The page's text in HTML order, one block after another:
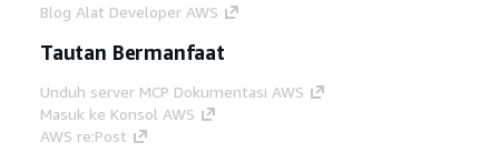
Blog Alat Developer AWS
Tautan Bermanfaat
Unduh server MCP Dokumentasi AWS
Masuk ke Konsol AWS
AWS re:Post